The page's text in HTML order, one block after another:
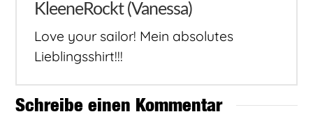
KleeneRockt (Vanessa)
Love your sailor! Mein absolutes
Lieblingsshirt!!!
Schreibe einen Kommentar